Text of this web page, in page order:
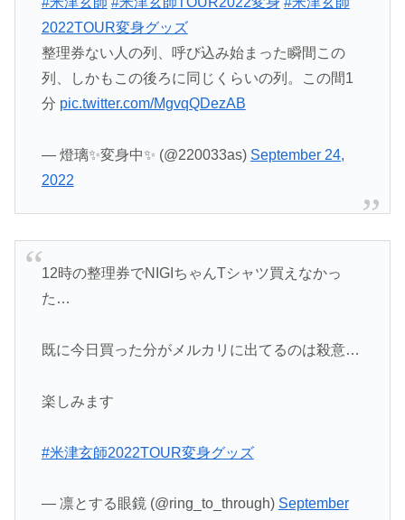
2022TOUR変身グッズ
整理券ない人の列、呼び込み始まった瞬間この
列、しかもこの後ろに同じくらいの列。この間1
分 pic.twitter.com/MgvqQDezAB
— 燈璃✨変身中✨ (@220033as) September 24,
2022
12時の整理券でNIGIちゃんTシャツ買えなかっ
た…
既に今日買った分がメルカリに出てるのは殺意…
楽しみます
#米津玄師2022TOUR変身グッズ
— 凛とする眼鏡 (@ring_to_through) September